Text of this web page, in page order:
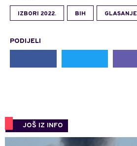
IZBORI 2022. BIH GLASANJE
PODIJELI
JOŠ IZ INFO